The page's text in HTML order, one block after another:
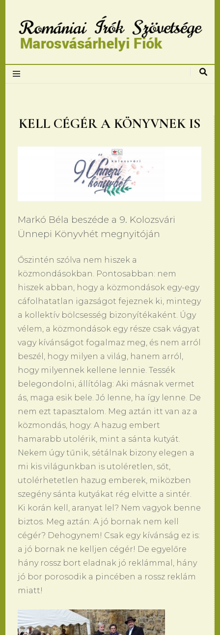
Romániai Írók
Marosvásárhelyi
fiok
KELL CÉGÉR A KÖNYVNEK IS
Markó Béla beszéde a 9. Kolozsvári
Ünnepi Könyvhét megnyitóján
Őszintén szólva nem hiszek a
közmondásokban. Pontosabban: nem
hiszek abban, hogy a közmondások egy-egy
cáfolhatatlan igazságot fejeznek ki, mintegy
a kollektív bölcsesség bizonyítékaként. Úgy
vélem, a közmondások egy része csak vágyat
vagy kívánságot fogalmaz meg, és nem arról
beszél, hogy milyen a világ, hanem arról,
hogy milyennek kellene lennie. Tessék
belegondolni, állítólag: Aki másnak vermet
ás, maga esik bele. Jó lenne, ha így lenne. De
nem ezt tapasztalom. Meg aztán itt van az a
közmondás, hogy: A hazug embert
hamarabb utolérik, mint a sánta kutyát.
Nekem úgy tűnik, sétálnak bizony elegen a
mi kis világunkban is utoléretlen, sőt,
utolérhetetlen hazug emberek, miközben
szegény sánta kutyákat rég elvitte a sintér.
Ki korán kell, aranyat lel? Nem vagyok benne
biztos. Meg aztán: A jó bornak nem kell
cégér? Dehogynem! Csak egy kívánság ez is:
a jó bornak ne kelljen cégér! De egyelőre
hány rossz bort eladnak jó reklámmal, hány
jó bor porosodik a pincében a rossz reklám
miatt!